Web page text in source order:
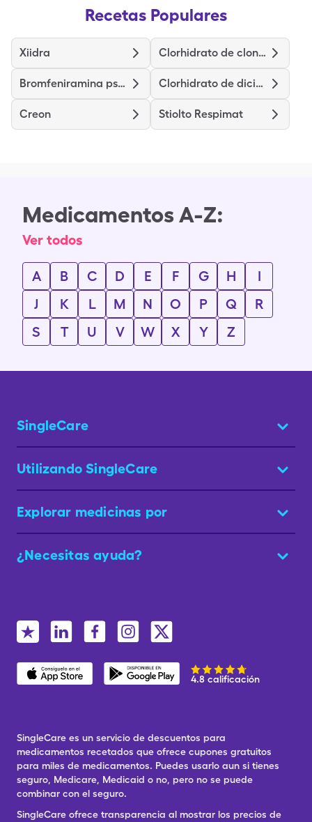
Recetas Populares
Xiidra Clorhidrato de clonidina
Bromfeniramina pseudoefedrina dextrometorfano Clorhidrato de diciclomina
Creon Stiolto Respimat
Medicamentos A-Z:
Ver todos
A B C D E F G H
I
J
K L M N O P Q
R
S
T U V W X Y Z
SingleCare
Utilizando SingleCare
Explorar medicinas por
¿Necesitas ayuda?
4.8 calificación
SingleCare es un servicio de descuentos para
medicamentos recetados que ofrece cupones gratuitos
para miles de medicamentos. Puedes usarlo aun si tienes
seguro, Medicare, Medicaid o no, pero no se puede
combinar con el seguro.
SingleCare ofrece transparencia al mostrar los precios de